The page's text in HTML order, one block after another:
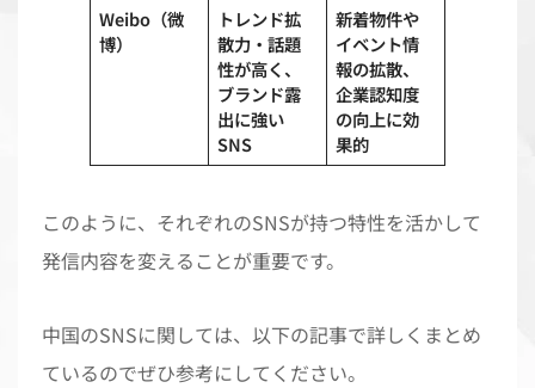
Weibo（微
博）
トレンド拡
散力・話題
性が高く、
ブランド露
出に強い
SNS
新着物件や
イベント情
報の拡散、
企業認知度
の向上に効
果的
このように、それぞれのSNSが持つ特性を活かして
発信内容を変えることが重要です。
中国のSNSに関しては、以下の記事で詳しくまとめ
ているのでぜひ参考にしてください。